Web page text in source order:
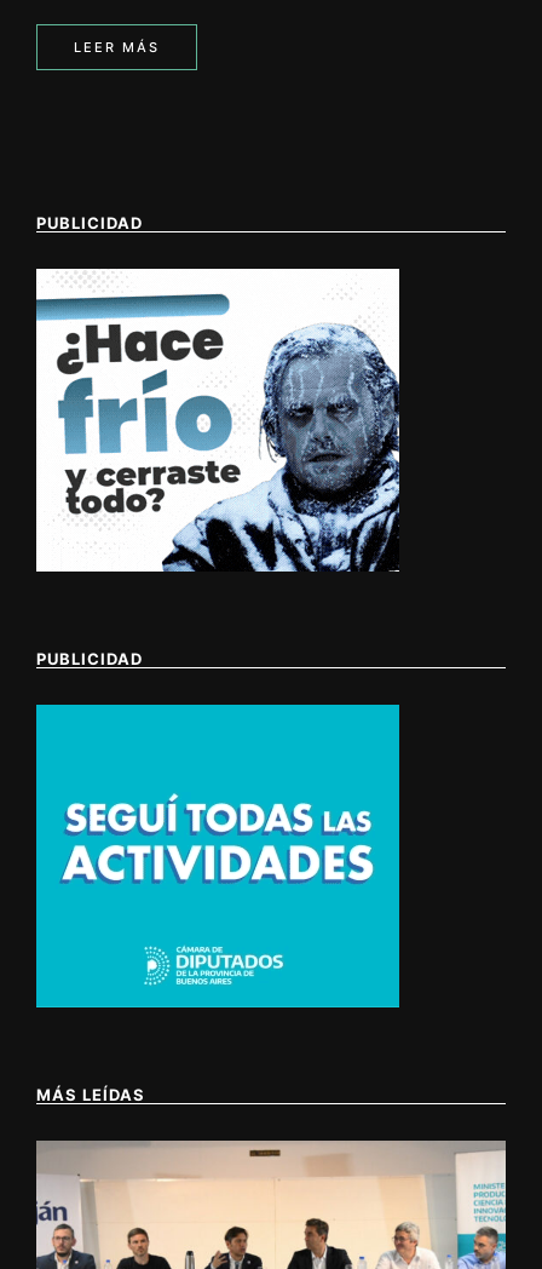
LEER MÁS
PUBLICIDAD
PUBLICIDAD
MÁS LEÍDAS